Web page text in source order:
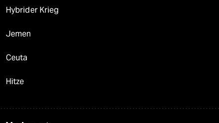
Hybrider Krieg
Jemen
Ceuta
Hitze